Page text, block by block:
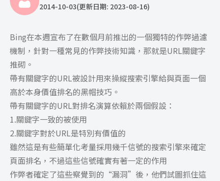
2014-10-03(更新日期: 2023-08-16)
Bing在本週宣布了在數個月前推出的一個獨特的作弊過濾
機制，針對一種常見的作弊技術知識，那就是URL關鍵字
推砌。
帶有關鍵字的URL被設計用來操縱搜索引擎給與頁面一個
高於本身價值排名的黑帽技巧。
帶有關鍵字的URL對排名演算依賴於兩個假設：
1.關鍵字一致的被使用
2.關鍵字對於URL是特別有價值的
雖然這是有些簡單化考量採用幾千信號的搜索引擎來確定
頁面排名，不過這些信號確實有著一定的作用
作弊者確定了這些察覺到的“漏洞”後，他們試圖抓住這